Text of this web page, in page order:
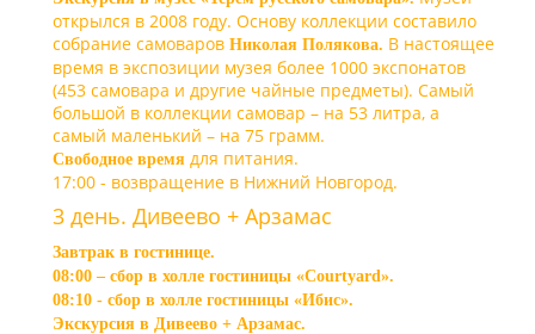
открылся в 2008 году. Основу коллекции составило
собрание самоваров Николая Полякова. В настоящее
время в экспозиции музея более 1000 экспонатов
(453 самовара и другие чайные предметы). Самый
большой в коллекции самовар – на 53 литра, а
самый маленький – на 75 грамм.
Свободное время для питания.
17:00 - возвращение в Нижний Новгород.
3 день. Дивеево + Арзамас
Завтрак в гостинице.
08:00 – сбор в холле гостиницы «Courtyard».
08:10 - сбор в холле гостиницы «Ибис».
Экскурсия в Дивеево + Арзамас.